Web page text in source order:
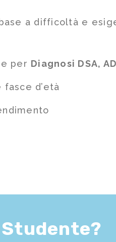
a difficoltà e
per Diagnosi DSA,
d’età